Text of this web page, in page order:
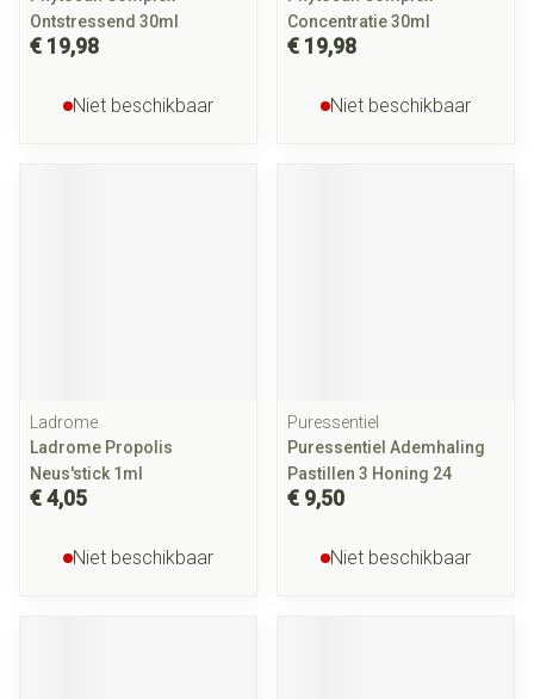
Ontstressend 30ml
€ 19,98
Niet beschikbaar
Concentratie 30ml
€ 19,98
Niet beschikbaar
Ladrome
Ladrome Propolis
Neus'stick 1ml
€ 4,05
Niet beschikbaar
Puressentiel
Puressentiel Ademhaling
Pastillen 3 Honing 24
€ 9,50
Niet beschikbaar